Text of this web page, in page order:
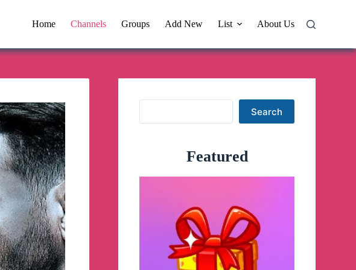
Home Channels Groups Add New List About Us
Search
Featured